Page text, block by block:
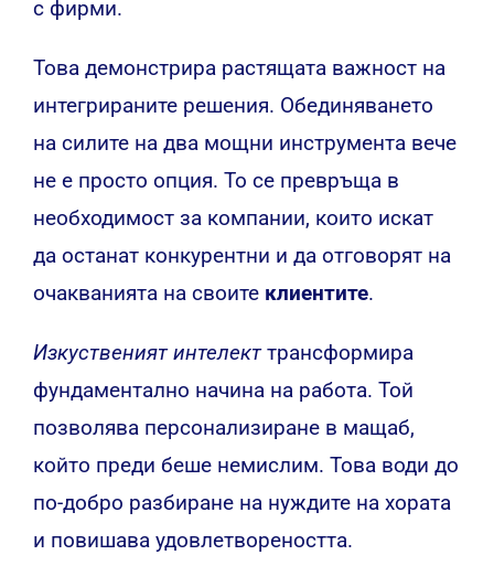
с фирми.
Това демонстрира растящата важност на
интегрираните решения. Обединяването
на силите на два мощни инструмента вече
не е просто опция. То се превръща в
необходимост за компании, които искат
да останат конкурентни и да отговорят на
очакванията на своите клиентите.
Изкуственият интелекттрансформира
фундаментално начина на работа. Той
позволява персонализиране в мащаб,
който преди беше немислим. Това води до
по-добро разбиране на нуждите на хората
и повишава удовлетвореността.